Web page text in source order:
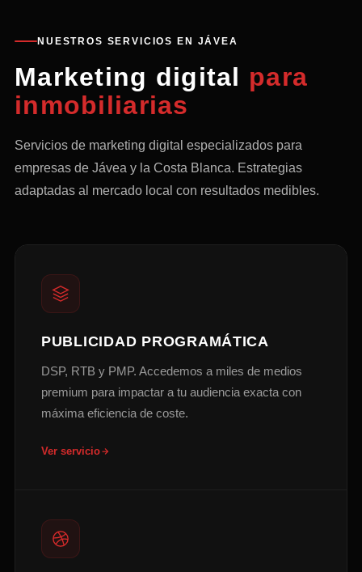
NUESTROS SERVICIOS EN JÁVEA
Marketing digital para
inmobiliarias
Servicios de marketing digital especializados para
empresas de Jávea y la Costa Blanca. Estrategias
adaptadas al mercado local con resultados medibles.
PUBLICIDAD PROGRAMÁTICA
DSP, RTB y PMP. Accedemos a miles de medios
premium para impactar a tu audiencia exacta con
máxima eficiencia de coste.
Ver servicio